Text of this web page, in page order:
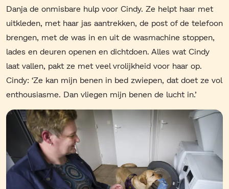
Danja de onmisbare hulp voor Cindy. Ze helpt haar met
uitkleden, met haar jas aantrekken, de post of de telefoon
brengen, met de was in en uit de wasmachine stoppen,
lades en deuren openen en dichtdoen. Alles wat Cindy
laat vallen, pakt ze met veel vrolijkheid voor haar op.
Cindy: ‘Ze kan mijn benen in bed zwiepen, dat doet ze vol
enthousiasme. Dan vliegen mijn benen de lucht in.’